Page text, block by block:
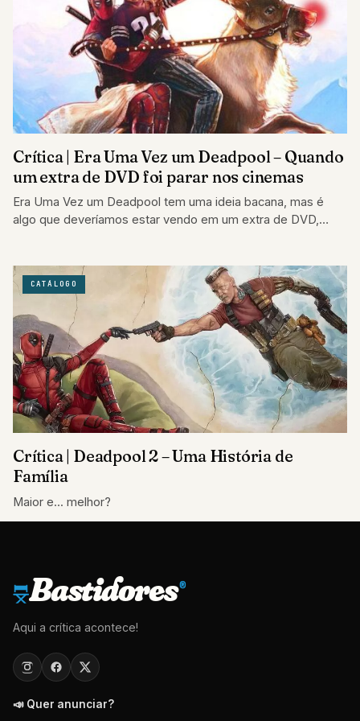
Crítica | Era Uma Vez um Deadpool – Quando
um extra de DVD foi parar nos cinemas
Era Uma Vez um Deadpool tem uma ideia bacana, mas é
algo que deveríamos estar vendo em um extra de DVD,
CATÁLOGO
Crítica | Deadpool 2 – Uma História de
Família
Maior e... melhor?
Bastidores®
Aqui a crítica acontece!
📣 Quer anunciar?